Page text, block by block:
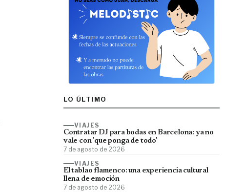
LO ÚLTIMO
VIAJES
Contratar DJ para bodas en Barcelona: ya no
vale con 'que ponga de todo'
7 de agosto de 2026
VIAJES
El tablao flamenco: una experiencia cultural
llena de emoción
7 de agosto de 2026